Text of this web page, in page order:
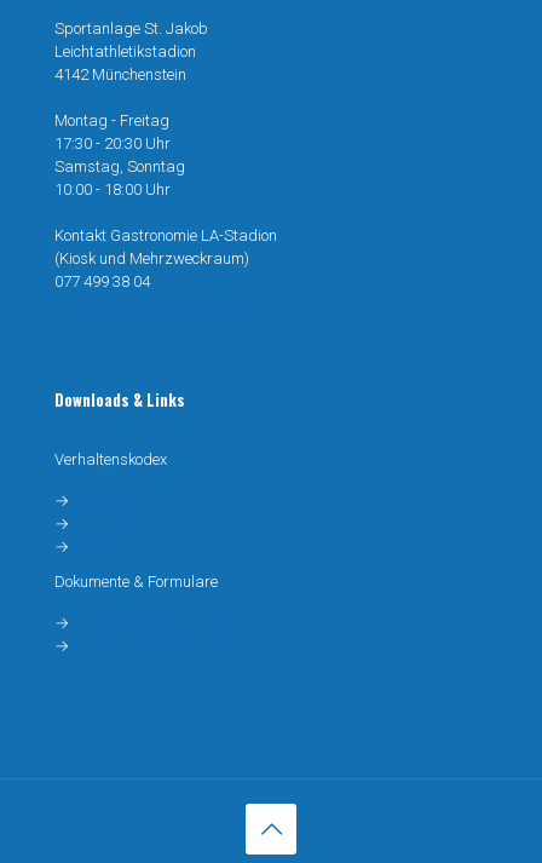
Sportanlage St. Jakob
Leichtathletikstadion
4142 Münchenstein
Montag - Freitag
17:30 - 20:30 Uhr
Samstag, Sonntag
10:00 - 18:00 Uhr
Kontakt Gastronomie LA-Stadion
(Kiosk und Mehrzweckraum)
077 499 38 04
Downloads & Links
Verhaltenskodex
→
→
→
Dokumente & Formulare
→
→